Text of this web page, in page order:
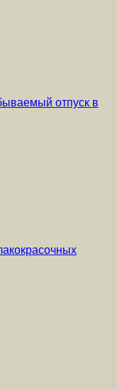
отпуск в